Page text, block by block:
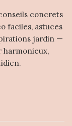
concrets
faciles, astuces
jardin —
harmonieux,